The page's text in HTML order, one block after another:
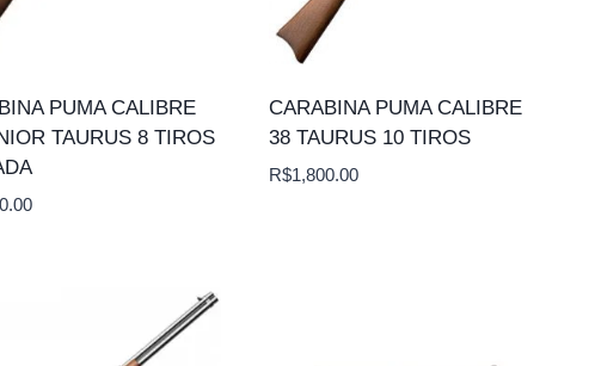
PUMA CALIBRE
TAURUS 8 TIROS
CARABINA PUMA CALIBRE
38 TAURUS 10 TIROS
R$1,800.00